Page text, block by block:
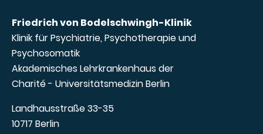
Friedrich von Bodelschwingh-Klinik
Klinik für Psychiatrie, Psychotherapie und
Psychosomatik
Akademisches Lehrkrankenhaus der
Charité - Universitätsmedizin Berlin
Landhausstraße 33-35
10717 Berlin